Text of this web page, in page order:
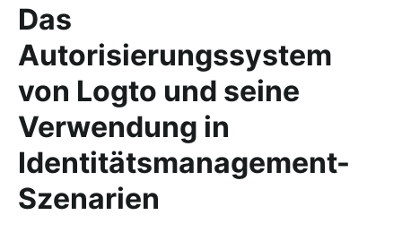
Das
Autorisierungssystem
von Logto und seine
Verwendung in
Identitätsmanagement-
Szenarien